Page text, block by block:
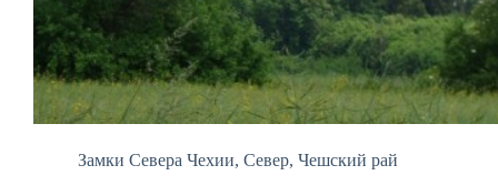
Замки Севера Чехии, Север, Чешский рай